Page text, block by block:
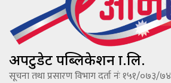
अपटुडेट पब्लिकेशन प्रा.लि.
सूचना तथा प्रसारण विभाग दर्ता नंः १५१/०७३/७४